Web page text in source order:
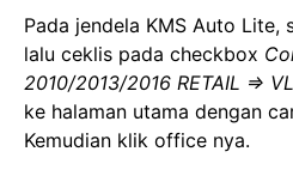
Pada jendela KMS Auto Lite,
lalu ceklis pada checkbox
2010/2013/2016 RETAIL => VL
ke halaman utama dengan
Kemudian klik office nya.